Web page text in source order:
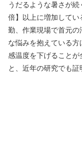
うだるような暑さが
倍】以上に増加してい
勤、作業現場で首元
な悩みを抱えている
感温度を下げること
と、近年の研究でも証